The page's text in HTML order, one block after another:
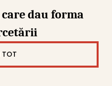
dau forma
TOT